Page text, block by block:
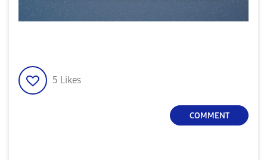
5 Likes
COMMENT